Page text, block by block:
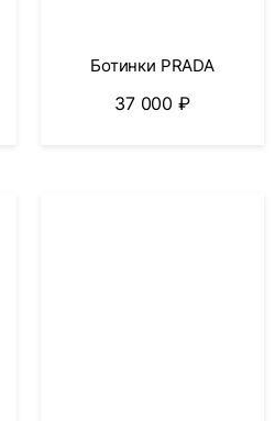
Ботинки PRADA
37 000₽